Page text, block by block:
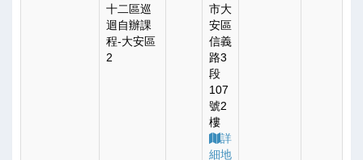
十二區巡
迴自辦課
程-大安區
2
市大
安區
信義
路3
段
107
號2
樓
詳
細地